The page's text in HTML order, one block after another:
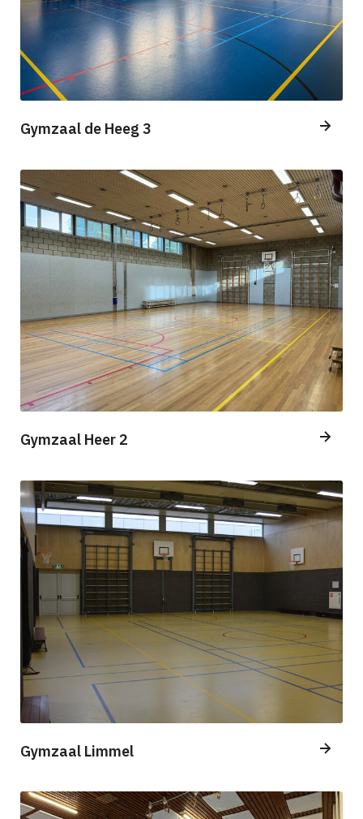
Gymzaal de Heeg 3
Gymzaal Heer 2
Gymzaal Limmel